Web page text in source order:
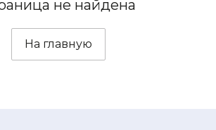
не найдена
На главную